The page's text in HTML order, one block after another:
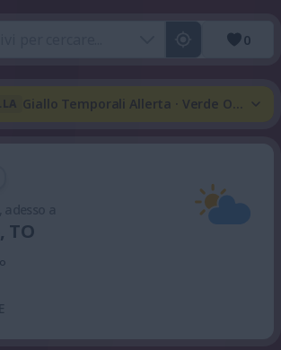
0
Giallo Temporali Allerta · Verde Onda
TO
°